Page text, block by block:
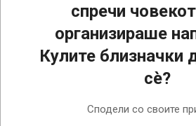
спречи човекот
организираше
Кулите близначки
сè?
Сподели со своите